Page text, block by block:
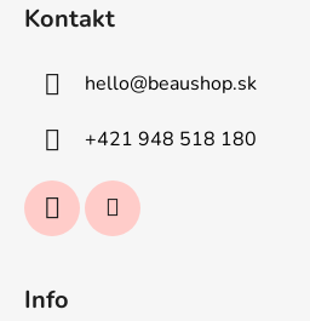
Kontakt
hello@beaushop.sk
+421 948 518 180
Info